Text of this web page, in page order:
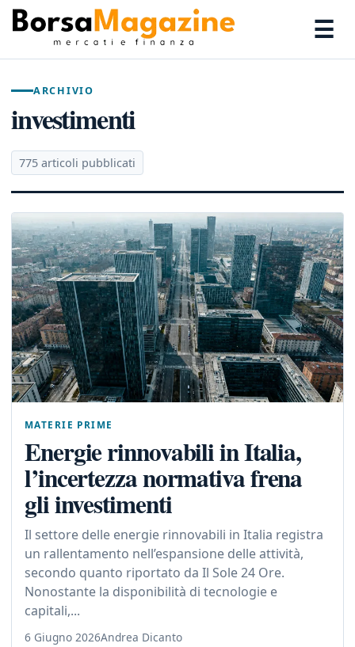
☰
ARCHIVIO
investimenti
775 articoli pubblicati
MATERIE PRIME
Energie rinnovabili in Italia,
l’incertezza normativa frena
gli investimenti
Il settore delle energie rinnovabili in Italia registra
un rallentamento nell’espansione delle attività,
secondo quanto riportato da Il Sole 24 Ore.
Nonostante la disponibilità di tecnologie e
capitali,...
6 Giugno 2026Andrea Dicanto